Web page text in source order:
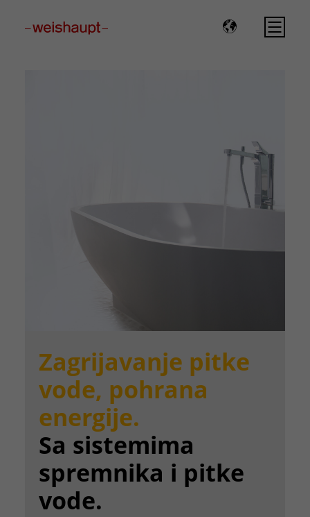
Zagrijavanje pitke
vode, pohrana
energije.
Sa sistemima
spremnika i pitke
vode.